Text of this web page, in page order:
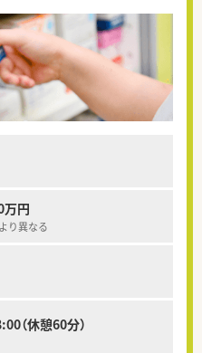
万円
り異なる
（休憩60分）